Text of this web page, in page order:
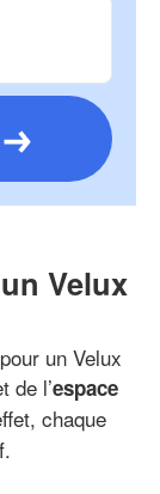
Velux
un Velux
de l’espace
chaque